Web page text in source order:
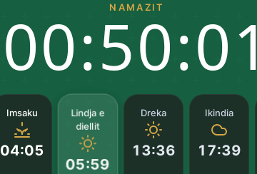
NAMAZIT
00:50:00
Imsaku
04:05
Lindja e
diellit
05:59
Dreka
13:36
Ikindia
17:39